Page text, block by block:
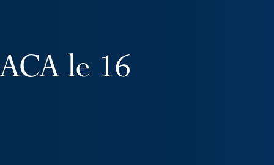
le 16